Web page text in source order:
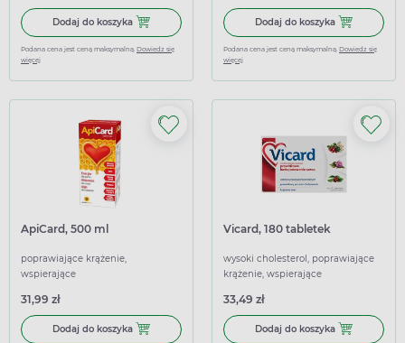
Dodaj do koszyka Dodaj do koszyka Asmag B6 Max Cardio, 30 tabletek
Podana cena jest ceną maksymalną. Dowiedz się
więcej
Dodaj do koszyka Dodaj do
Podana cena jest ceną maksymalną. Dowiedz się
więcej
ApiCard, 500 ml
poprawiające krążenie,
wspierające
31,99 zł
Dodaj do koszyka Dodaj do koszyka ApiCard, 500 ml
Vicard, 180 tabletek
wysoki cholesterol, poprawiające
krążenie, wspierające
33,49 zł
Dodaj do koszyka Dodaj do